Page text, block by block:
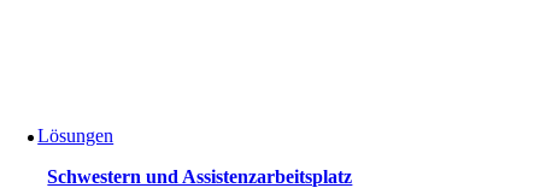
Lösungen
Schwestern und Assistenzarbeitsplatz